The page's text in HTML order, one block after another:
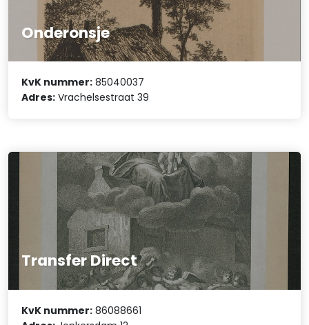
Onderonsje
KvK nummer: 85040037
Adres: Vrachelsestraat 39
Transfer Direct
KvK nummer: 86088661